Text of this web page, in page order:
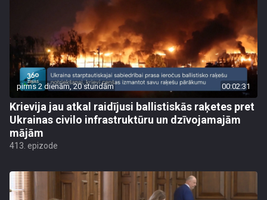
pirms 2 dienām, 20 stundām 00:02:31
Krievija jau atkal raidījusi ballistiskās raķetes pret
Ukrainas civilo infrastruktūru un dzīvojamajām
mājām
413. epizode